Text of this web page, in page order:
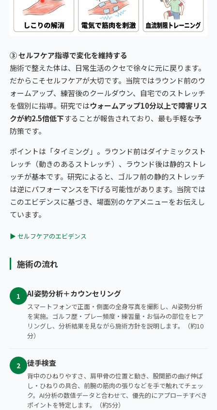
③ セルフケア指導で変化を維持する
施術で整えた体は、日常生活のクセで徐々に元に戻ります。
だからこそセルフケアが大切です。当院ではラウンド前のウ
ォームアップ、練習後のクールダウン、自宅でのストレッチ
を個別に指導。研究ではウォームアップ10分以上で障害リス
クが約2.5倍低下することが報告されており、最も手軽な予
防策です。
ポイントは「タイミング」。ラウンド前はダイナミックスト
レッチ（動きのあるストレッチ）、ラウンド後は静的ストレ
ッチが基本です。研究によると、ゴルフ前の静的ストレッチ
は逆にパフォーマンスを下げる可能性があります。当院では
このエビデンスに基づき、場面別のケアメニューをお伝えし
ています。
▶ セルフケアのエビデンス
施術の流れ
1 AI姿勢分析＋カウンセリング
スマートフォンで正面・側面の全身写真を撮影し、AI姿勢分析
を実施。ゴルフ歴・プレー頻度・練習量・お悩みの部位をヒア
リングし、分析結果を見ながら施術方針を説明します。（約10
分）
2 徒手検査
背中のひねりやすさ、肩甲骨の位置と動き、股関節の曲げ伸ば
し・ひねりの具合、前腕の筋肉の張りなどを手で触れてチェッ
ク。AI分析の数値データと合わせて、優先的にアプローチすべき
ポイントを特定します。（約5分）